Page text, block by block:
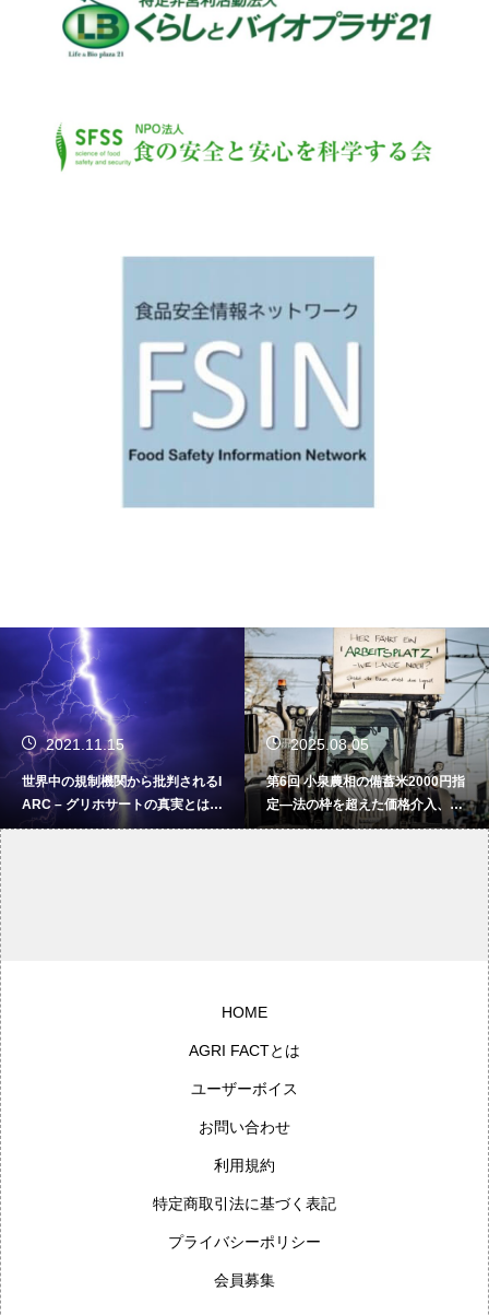
2021.11.15
世界中の規制機関から批判されるI
ARC – グリホサートの真実とは2
【完全版】（vol.4）
2025.08.05
第6回 小泉農相の備蓄米2000円指
定―法の枠を超えた価格介入、コ
メ農家は撤回と是正を求めるべき
HOME
AGRI FACTとは
ユーザーボイス
お問い合わせ
利用規約
特定商取引法に基づく表記
プライバシーポリシー
会員募集